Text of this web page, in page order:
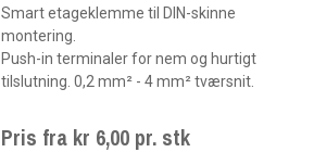
Smart etageklemme til DIN-skinne
montering.
Push-in terminaler for nem og hurtigt
tilslutning. 0,2 mm² - 4 mm² tværsnit.
Pris fra kr 6,00 pr. stk